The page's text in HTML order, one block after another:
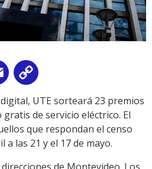
Email
Link
UTE sorteará 23 premios
de servicio eléctrico. El
que respondan el censo
las 21 y el 17 de mayo.